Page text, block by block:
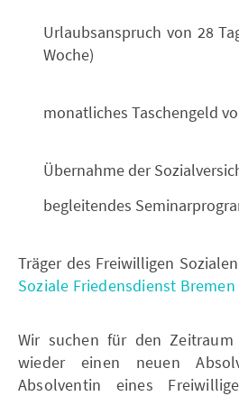
Urlaubsanspruch von 28
Woche)
monatliches Taschengeld
Übernahme der
begleitendes
Träger des Freiwilligen
Soziale Friedensdienst Bremen
Wir suchen für den
wieder einen neuen
Absolventin eines